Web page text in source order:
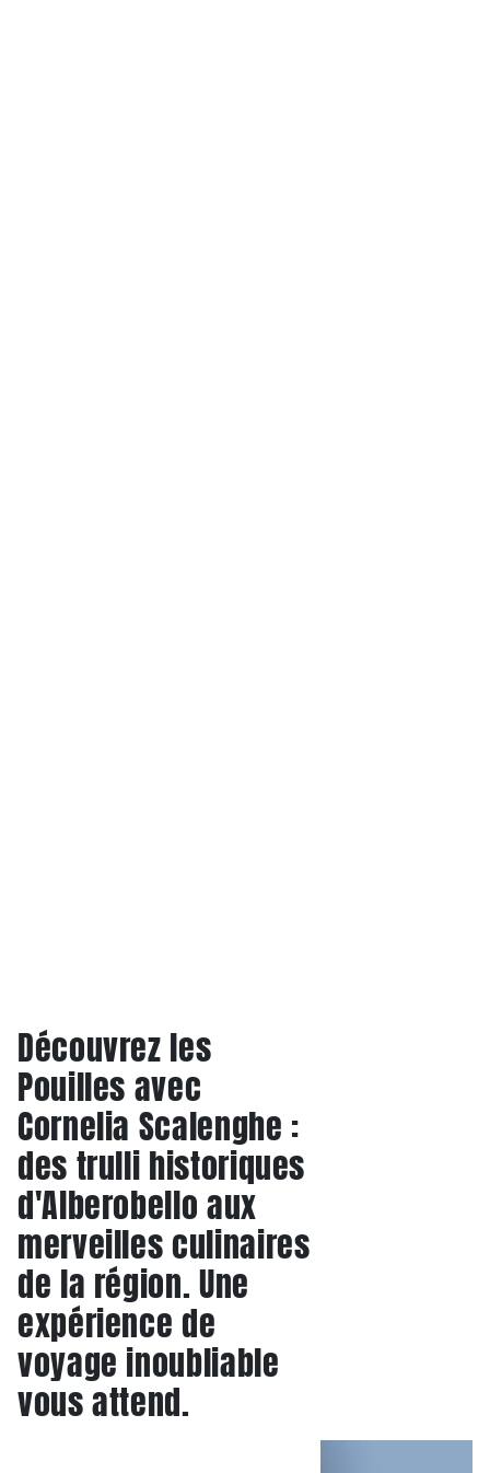
Découvrez les
Pouilles avec
Cornelia Scalenghe :
des trulli historiques
d'Alberobello aux
merveilles culinaires
de la région. Une
expérience de
voyage inoubliable
vous attend.